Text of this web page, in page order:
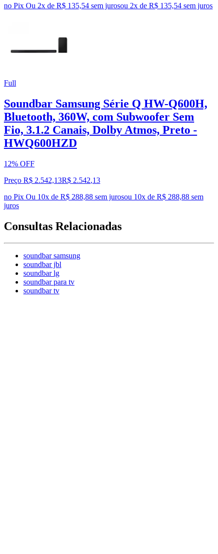
no Pix Ou 2x de R$ 135,54 sem jurosou 2x de R$ 135,54 sem juros
Full
Soundbar Samsung Série Q HW-Q600H,
Bluetooth, 360W, com Subwoofer Sem
Fio, 3.1.2 Canais, Dolby Atmos, Preto -
HWQ600HZD
12% OFF
Preço R$ 2.542,13R$ 2.542,13
no Pix Ou 10x de R$ 288,88 sem jurosou 10x de R$ 288,88 sem
juros
Consultas Relacionadas
soundbar samsung
soundbar jbl
soundbar lg
soundbar para tv
soundbar tv